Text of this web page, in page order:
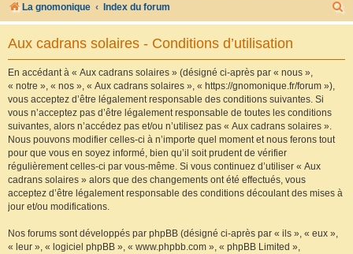
La gnomonique Index du forum
e
Aux cadrans solaires - Conditions d’utilisation
En accédant à « Aux cadrans solaires » (désigné ci-après par « nous »,
« notre », « nos », « Aux cadrans solaires », « https://gnomonique.fr/forum »),
vous acceptez d’être légalement responsable des conditions suivantes. Si
vous n’acceptez pas d’être légalement responsable de toutes les conditions
suivantes, alors n’accédez pas et/ou n’utilisez pas « Aux cadrans solaires ».
Nous pouvons modifier celles-ci à n’importe quel moment et nous ferons tout
pour que vous en soyez informé, bien qu’il soit prudent de vérifier
régulièrement celles-ci par vous-même. Si vous continuez d’utiliser « Aux
cadrans solaires » alors que des changements ont été effectués, vous
acceptez d’être légalement responsable des conditions découlant des mises à
jour et/ou modifications.
Nos forums sont développés par phpBB (désigné ci-après par « ils », « eux »,
« leur », « logiciel phpBB », « www.phpbb.com », « phpBB Limited »,